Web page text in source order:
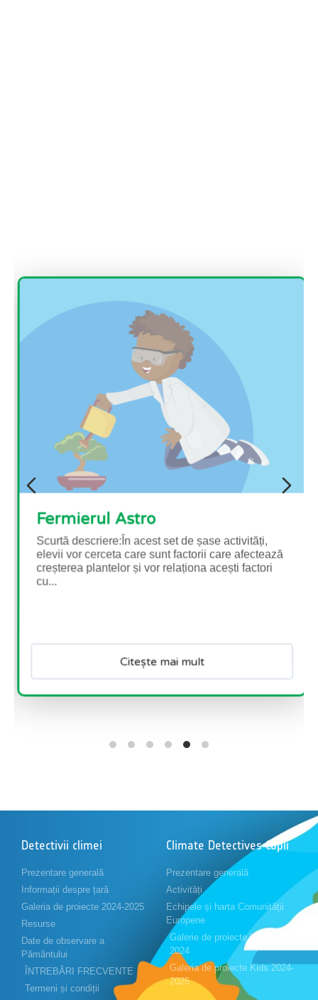
Fermierul Astro
Scurtă descriere:În acest set de șase activități,
elevii vor cerceta care sunt factorii care afectează
creșterea plantelor și vor relaționa acești factori
cu...
Citește mai mult
Detectivii climei
Prezentare generală
Informații despre țară
Galeria de proiecte 2024-2025
Resurse
Date de observare a
Pământului
ÎNTREBĂRI FRECVENTE
Termeni și condiții
Climate Detectives Copii
Prezentare generală
Activități
Echipele și harta Comunității
Europene
Galerie de proiecte Kids 2023-
2024
Galeria de proiecte Kids 2024-
2025